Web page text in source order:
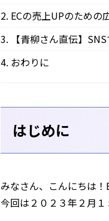
ECの売上UPのための
【青柳さん直伝】
おわりに
はじめに
みなさん、こんにちは！
今回は２０２３年２月